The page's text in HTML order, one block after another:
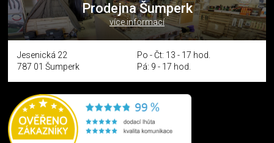
Prodejna Šumperk
více informací
Jesenická 22
787 01 Šumperk
Po - Čt: 13 - 17 hod.
Pá: 9 - 17 hod.